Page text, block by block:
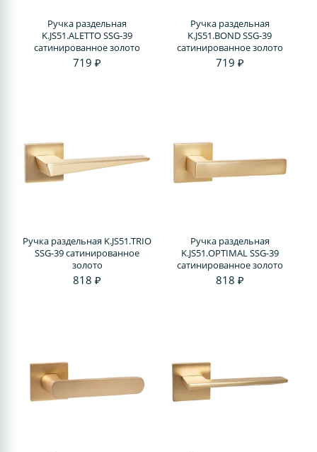
Ручка раздельная
K.JS51.ALETTO SSG-39
сатинированное золото
719 ₽
Ручка раздельная
K.JS51.BOND SSG-39
сатинированное золото
719 ₽
Ручка раздельная K.JS51.TRIO
SSG-39 сатинированное
золото
818 ₽
Ручка раздельная
K.JS51.OPTIMAL SSG-39
сатинированное золото
818 ₽